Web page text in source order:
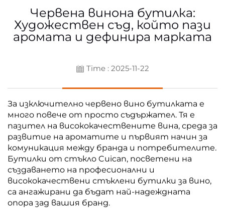
Червена винона бутилка:
Художествен съд, който пази
аромата и дефинира марката
Time : 2025-11-22
За изключително червено вино бутилката е
много повече от просто съдържател. Тя е
пазител на висококачествените вина, среда за
развитие на ароматите и първият начин за
комуникация между бранда и потребителите.
Бутилки от стъкло Cuican, посветени на
създаването на професионални и
висококачествени стъклени бутилки за вино,
са ангажирани да бъдат най-надеждната
опора зад вашия бранд.